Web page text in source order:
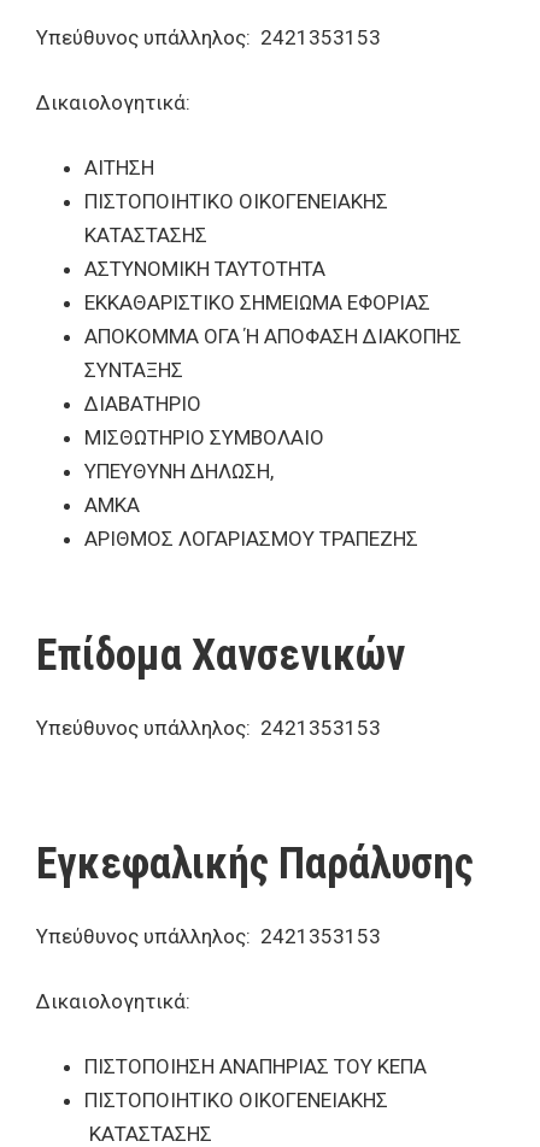
Υπεύθυνος υπάλληλος: 2421353153
Δικαιολογητικά:
ΑΙΤΗΣΗ
ΠΙΣΤΟΠΟΙΗΤΙΚΟ ΟΙΚΟΓΕΝΕΙΑΚΗΣ
ΚΑΤΑΣΤΑΣΗΣ
ΑΣΤΥΝΟΜΙΚΗ ΤΑΥΤΟΤΗΤΑ
ΕΚΚΑΘΑΡΙΣΤΙΚΟ ΣΗΜΕΙΩΜΑ ΕΦΟΡΙΑΣ
ΑΠΟΚΟΜΜΑ ΟΓΑ Ή ΑΠΟΦΑΣΗ ΔΙΑΚΟΠΗΣ
ΣΥΝΤΑΞΗΣ
ΔΙΑΒΑΤΗΡΙΟ
ΜΙΣΘΩΤΗΡΙΟ ΣΥΜΒΟΛΑΙΟ
ΥΠΕΥΘΥΝΗ ΔΗΛΩΣΗ,
ΑΜΚΑ
ΑΡΙΘΜΟΣ ΛΟΓΑΡΙΑΣΜΟΥ ΤΡΑΠΕΖΗΣ
Επίδομα Χανσενικών
Υπεύθυνος υπάλληλος: 2421353153
Εγκεφαλικής Παράλυσης
Υπεύθυνος υπάλληλος: 2421353153
Δικαιολογητικά:
ΠΙΣΤΟΠΟΙΗΣΗ ΑΝΑΠΗΡΙΑΣ ΤΟΥ ΚΕΠΑ
ΠΙΣΤΟΠΟΙΗΤΙΚΟ ΟΙΚΟΓΕΝΕΙΑΚΗΣ
ΚΑΤΑΣΤΑΣΗΣ